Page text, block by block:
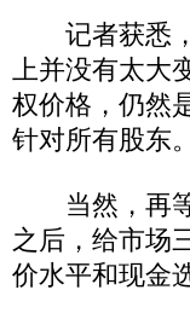
记者获悉，
上并没有太大
权价格，仍然
针对所有股东。
当然，再等
之后，给市场
价水平和现金